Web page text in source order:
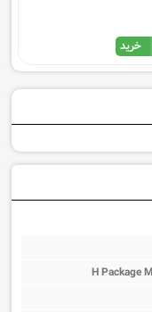
خرید
H Package